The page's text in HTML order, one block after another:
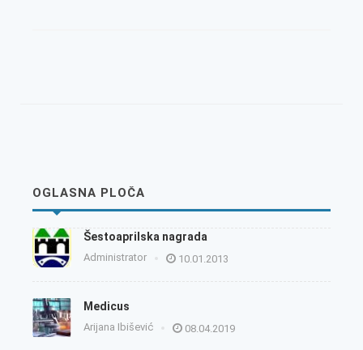
OGLASNA PLOČA
Šestoaprilska nagrada
Administrator 10.01.2013
Medicus
Arijana Ibišević 08.04.2019